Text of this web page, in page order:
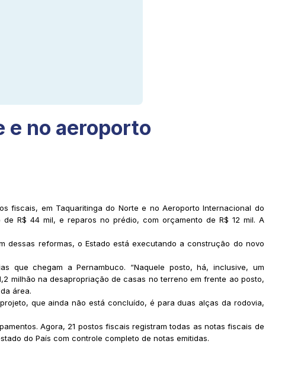
e no aeroporto
fiscais, em Taquaritinga do Norte e no Aeroporto Internacional do
R$ 44 mil, e reparos no prédio, com orçamento de R$ 12 mil. A
dessas reformas, o Estado está executando a construção do novo
que chegam a Pernambuco. “Naquele posto, há, inclusive, um
milhão na desapropriação de casas no terreno em frente ao posto,
área.
que ainda não está concluído, é para duas alças da rodovia,
Agora, 21 postos fiscais registram todas as notas fiscais de
do País com controle completo de notas emitidas.